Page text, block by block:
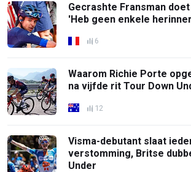
Gecrashte Fransman
'Heb geen enkele
6
Waarom Richie Porte
na vijfde rit Tour Down
12
Visma-debutant slaat
verstomming, Britse
Under